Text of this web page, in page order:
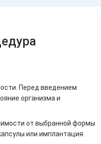
Перед введением
организма и
от выбранной формы
или имплантация.